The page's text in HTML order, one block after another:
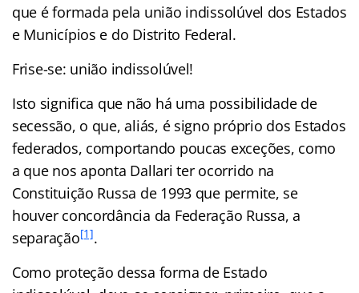
que é formada pela união indissolúvel dos Estados
e Municípios e do Distrito Federal.
Frise-se: união indissolúvel!
Isto significa que não há uma possibilidade de
secessão, o que, aliás, é signo próprio dos Estados
federados, comportando poucas exceções, como
a que nos aponta Dallari ter ocorrido na
Constituição Russa de 1993 que permite, se
houver concordância da Federação Russa, a
separação[1].
Como proteção dessa forma de Estado